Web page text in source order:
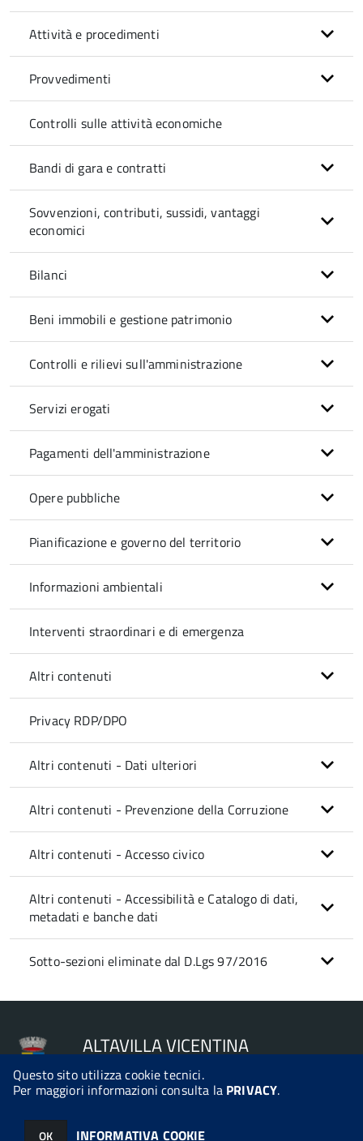
Questo sito utilizza cookie tecnici.
Per maggiori informazioni consulta la PRIVACY.
OK INFORMATIVA COOKIE
Attività e procedimenti
Provvedimenti
Controlli sulle attività economiche
Bandi di gara e contratti
Sovvenzioni, contributi, sussidi, vantaggi
economici
Bilanci
Beni immobili e gestione patrimonio
Controlli e rilievi sull'amministrazione
Servizi erogati
Pagamenti dell'amministrazione
Opere pubbliche
Pianificazione e governo del territorio
Informazioni ambientali
Interventi straordinari e di emergenza
Altri contenuti
Privacy RDP/DPO
Altri contenuti - Dati ulteriori
Altri contenuti - Prevenzione della Corruzione
Altri contenuti - Accesso civico
Altri contenuti - Accessibilità e Catalogo di dati,
metadati e banche dati
Sotto-sezioni eliminate dal D.Lgs 97/2016
ALTAVILLA VICENTINA